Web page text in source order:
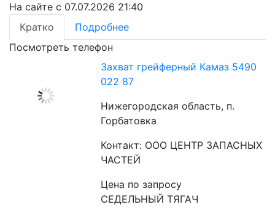
На сайте с 07.07.2026 21:40
Кратко
Подробнее
Посмотреть телефон
Захват грейферный Камаз 5490
022 87
Нижегородская область, п.
Горбатовка
Контакт: ООО ЦЕНТР ЗАПАСНЫХ
ЧАСТЕЙ
Цена по запросу
СЕДЕЛЬНЫЙ ТЯГАЧ